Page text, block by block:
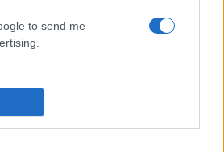
to send me
Μουτσάτσου, Ιωαννίδου
- «Αποχωρώ από μια
κατά Καρυστιανού: «Δεν
για καρέκλες», αιχμές για
μοντέλο»